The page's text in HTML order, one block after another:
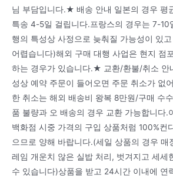
님 부담입니다.★ 배송 안내 일본의 경우 평
특송 4-5일 걸립니다.프랑스의 경우는 7-10
행의 특성상 사정으로 늦춰질 가능성이 있
어렵습니다)해외 구매 대행 사업은 현지 점
하는 경우가 있습니다.★ 교환/환불/취소 안
성상 예약 주문이 들어오면 주문 취소가 없
한 취소는 해외 배송비 왕복 8만원/구매 수
품 불량과 오 배송의 경우 교환 가능합니다.
백화점 시중 가격의 구입 상품처럼 100%컨
으므로 양해 바랍니다.(세일 상품의 경우 매
레임 개운치 않은 실밥 처리, 벗겨지고 세세
수 있습니다)상품을 받고 24시간 이내에